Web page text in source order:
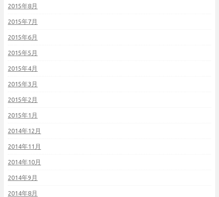
2015年8月
2015年7月
2015年6月
2015年5月
2015年4月
2015年3月
2015年2月
2015年1月
2014年12月
2014年11月
2014年10月
2014年9月
2014年8月